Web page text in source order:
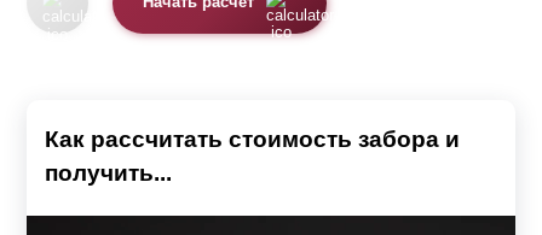
Как рассчитать стоимость забора и
получить...